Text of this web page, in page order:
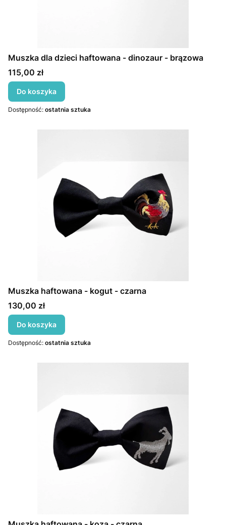
Muszka dla dzieci haftowana - dinozaur - brązowa
Cena
115,00 zł
Do koszyka
Dostępność: ostatnia sztuka
Muszka haftowana - kogut - czarna
Cena
130,00 zł
Do koszyka
Dostępność: ostatnia sztuka